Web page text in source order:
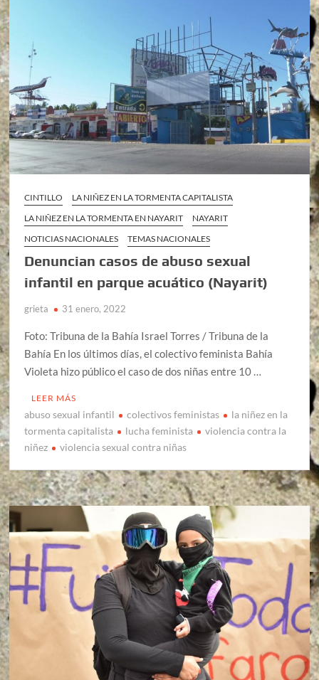
CINTILLO
LA NIÑEZ EN LA TORMENTA CAPITALISTA
LA NIÑEZ EN LA TORMENTA EN NAYARIT
NAYARIT
NOTICIAS NACIONALES
TEMAS NACIONALES
Denuncian casos de abuso sexual
infantil en parque acuático (Nayarit)
grieta 31 enero, 2022
Foto: Tribuna de la Bahía Israel Torres / Tribuna de la
Bahía En los últimos días, el colectivo feminista Bahía
Violeta hizo público el caso de dos niñas entre 10 …
LEER MÁS
abuso sexual infantil colectivos feministas
la niñez en la
tormenta capitalista
lucha feminista
violencia contra la
niñez
violencia sexual contra niñas